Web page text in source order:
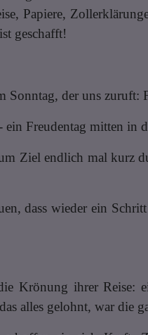
Papiere,
geschafft!
Sonntag, der uns zuruft:
ein Freudentag mitten in
Ziel endlich mal kurz
dass wieder ein
Krönung ihrer Reise:
alles gelohnt, war die